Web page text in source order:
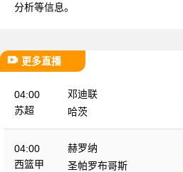
分析等信息。
更多直播
04:00
苏超
邓迪联
哈茨
04:00
西篮甲
赫罗纳
圣帕罗布哥斯